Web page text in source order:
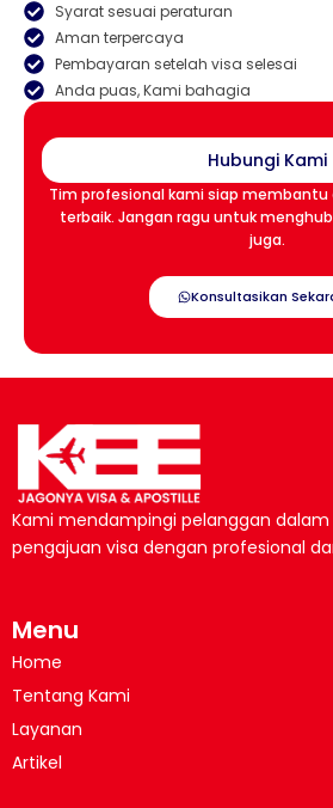
Syarat sesuai peraturan
Aman terpercaya
Pembayaran setelah visa selesai
Anda puas, Kami bahagia
Hubungi Kami
Tim profesional kami siap
terbaik. Jangan ragu untuk
juga.
Konsultasikan
Kami mendampingi pelanggan
pengajuan visa dengan profesional
Menu
Home
Tentang Kami
Layanan
Artikel